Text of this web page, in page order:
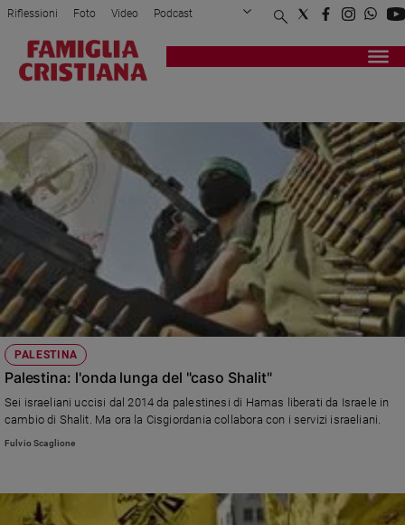
Attualità
Politica
Mondo
Economia
Legalità
giustizia
Sport
Interviste
Papa
Papa
Chiesa
e
spiritualità
Riflessioni Foto Video Podcast
Privacy Policy Chi siamo
Registrati Redazione
PALESTINA
Palestina: l'onda lunga del "caso Shalit"
Sei israeliani uccisi dal 2014 da palestinesi di Hamas liberati da Israele in
cambio di Shalit. Ma ora la Cisgiordania collabora con i servizi israeliani.
Fulvio Scaglione